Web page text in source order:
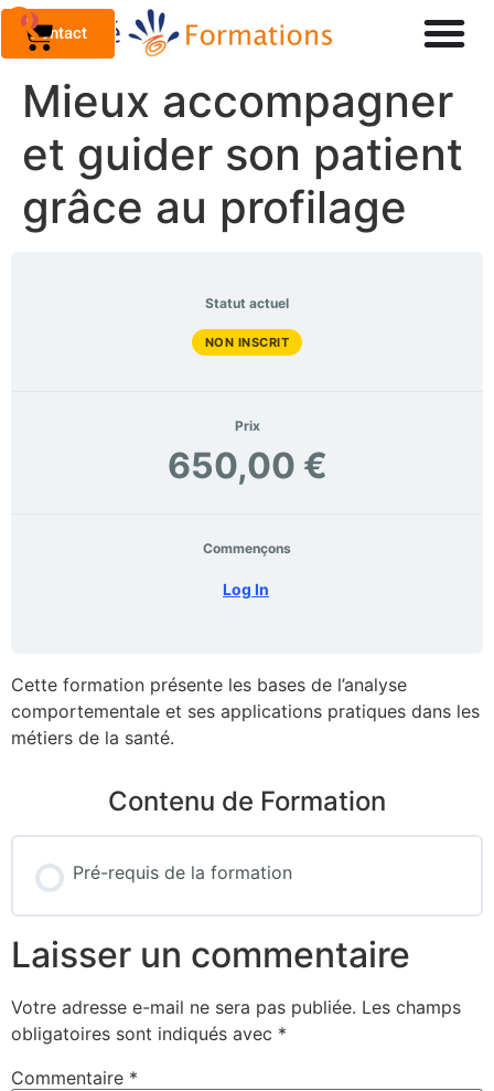
Contact
0
Mieux accompagner
et guider son patient
grâce au profilage
Statut actuel
NON INSCRIT
Prix
650,00 €
Commençons
Log In
Cette formation présente les bases de l’analyse
comportementale et ses applications pratiques dans les
métiers de la santé.
Contenu de Formation
Pré-requis de la formation
Laisser un commentaire
Votre adresse e-mail ne sera pas publiée. Les champs
obligatoires sont indiqués avec *
Commentaire *